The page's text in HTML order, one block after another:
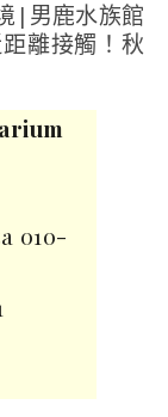
010-